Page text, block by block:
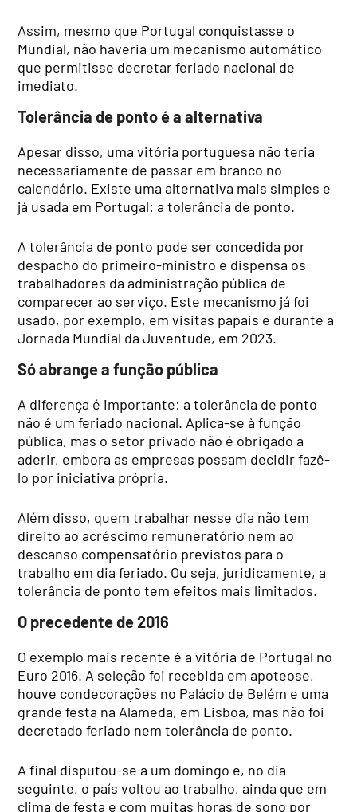
Assim, mesmo que Portugal conquistasse o
Mundial, não haveria um mecanismo automático
que permitisse decretar feriado nacional de
imediato.
Tolerância de ponto é a alternativa
Apesar disso, uma vitória portuguesa não teria
necessariamente de passar em branco no
calendário. Existe uma alternativa mais simples e
já usada em Portugal: a tolerância de ponto.
A tolerância de ponto pode ser concedida por
despacho do primeiro-ministro e dispensa os
trabalhadores da administração pública de
comparecer ao serviço. Este mecanismo já foi
usado, por exemplo, em visitas papais e durante a
Jornada Mundial da Juventude, em 2023.
Só abrange a função pública
A diferença é importante: a tolerância de ponto
não é um feriado nacional. Aplica-se à função
pública, mas o setor privado não é obrigado a
aderir, embora as empresas possam decidir fazê-
lo por iniciativa própria.
Além disso, quem trabalhar nesse dia não tem
direito ao acréscimo remuneratório nem ao
descanso compensatório previstos para o
trabalho em dia feriado. Ou seja, juridicamente, a
tolerância de ponto tem efeitos mais limitados.
O precedente de 2016
O exemplo mais recente é a vitória de Portugal no
Euro 2016. A seleção foi recebida em apoteose,
houve condecorações no Palácio de Belém e uma
grande festa na Alameda, em Lisboa, mas não foi
decretado feriado nem tolerância de ponto.
A final disputou-se a um domingo e, no dia
seguinte, o país voltou ao trabalho, ainda que em
clima de festa e com muitas horas de sono por